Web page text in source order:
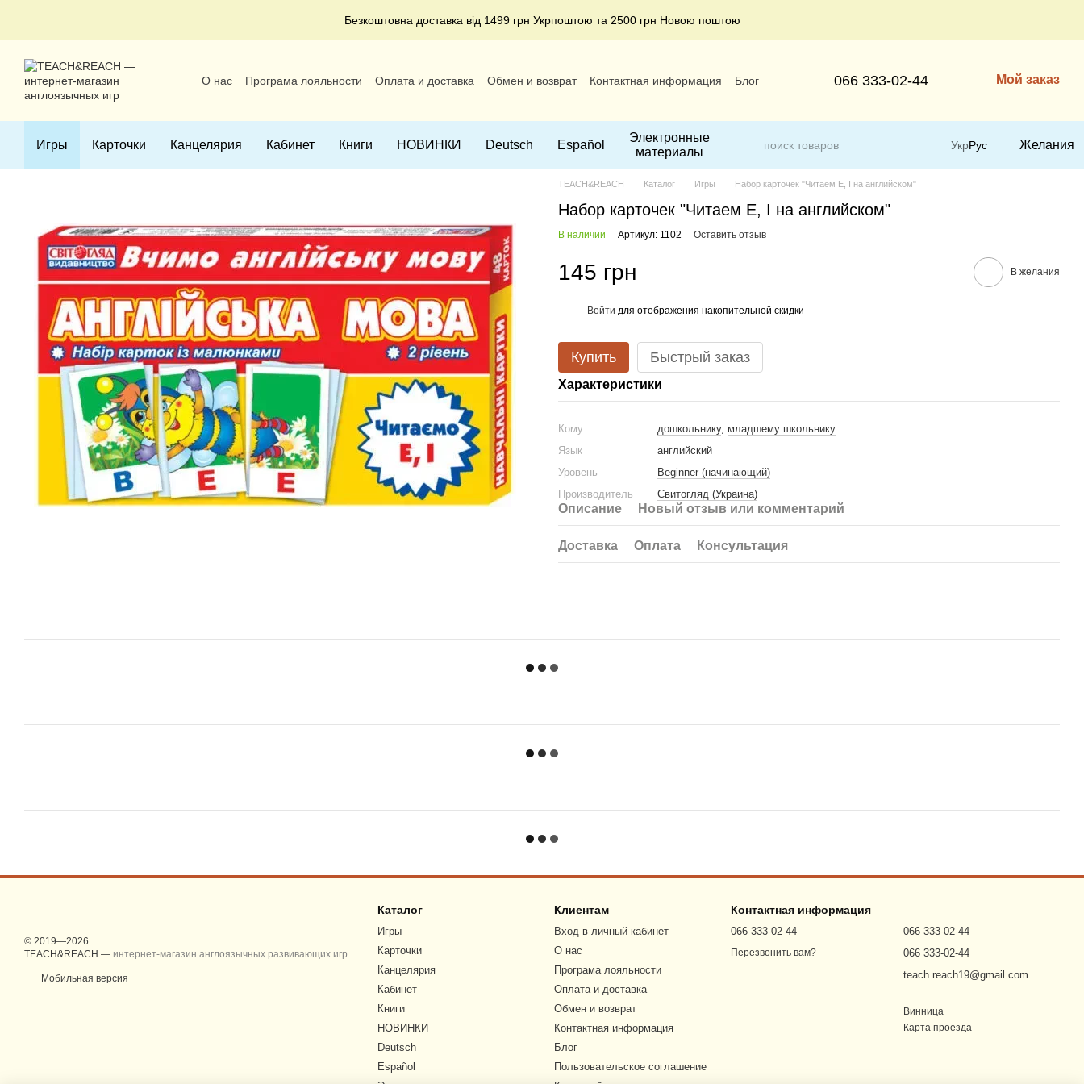
Безкоштовна доставка від 1499 грн Укрпоштою та 2500 грн Новою поштою
О нас Програма лояльности Оплата и доставка Обмен и возврат Контактная информация
Блог
066 333-02-44 Мой заказ
Игры Карточки Канцелярия Кабинет Книги НОВИНКИ Deutsch Español
Электронные
материалы
УкрРус Желания
TEACH&REACH Каталог Игры Набор карточек "Читаем E, I на английском"
Набор карточек "Читаем E, I на английском"
В наличии Артикул: 1102 Оставить отзыв
145 грн В желания
Войти для отображения накопительной скидки
Купить Быстрый заказ
Характеристики
Кому дошкольнику, младшему школьнику
Язык
английский
Уровень
Beginner (начинающий)
Производитель
Свитогляд (Украина)
Описание Новый отзыв или комментарий
Доставка Оплата Консультация
© 2019—2026
TEACH&REACH — интернет-магазин англоязычных развивающих игр
Мобильная версия
Каталог
Игры
Карточки
Канцелярия
Кабинет
Книги
НОВИНКИ
Deutsch
Español
Клиентам
Вход в личный кабинет
О нас
Програма лояльности
Оплата и доставка
Обмен и возврат
Контактная информация
Блог
Пользовательское соглашение
Контактная информация
066 333-02-44
Перезвонить вам?
066 333-02-44
066 333-02-44
teach.reach19@gmail.com
Винница
Карта проезда